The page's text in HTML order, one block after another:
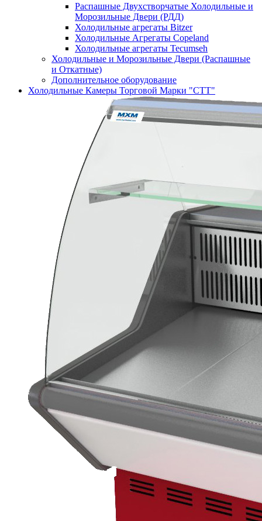
Распашные Двухстворчатые Холодильные и
Морозильные Двери (РДД)
Холодильные агрегаты Bitzer
Холодильные Агрегаты Copeland
Холодильные агрегаты Tecumseh
Холодильные и Морозильные Двери (Распашные
и Откатные)
Дополнительное оборудование
Холодильные Камеры Торговой Марки "СТТ"